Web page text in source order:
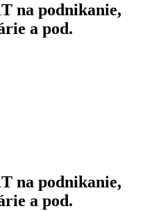
na podnikanie,
a pod.
na podnikanie,
a pod.